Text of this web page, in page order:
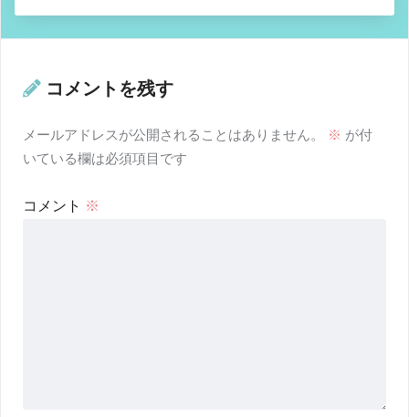
コメントを残す
メールアドレスが公開されることはありません。 ※ が付
いている欄は必須項目です
コメント ※